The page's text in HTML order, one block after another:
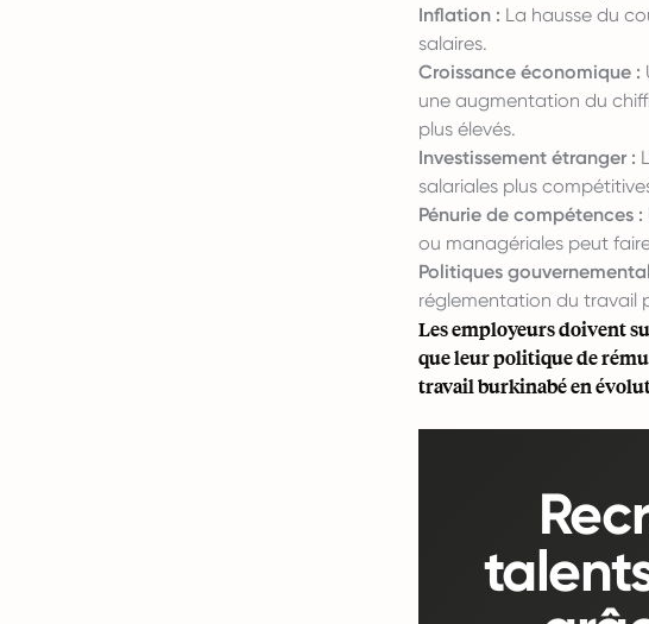
Inflation : La hausse du
salaires.
Croissance économique :
une augmentation du
plus élevés.
Investissement étranger :
salariales plus
Pénurie de compétences :
ou managériales peut
Politiques
réglementation du travail
Les employeurs doivent
que leur politique de
travail burkinabé en